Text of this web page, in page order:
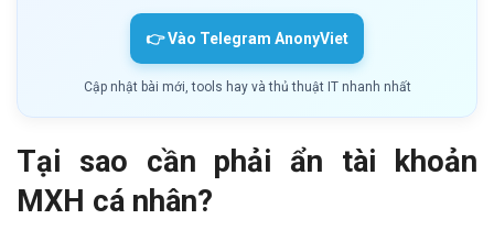
👉 Vào Telegram AnonyViet
Cập nhật bài mới, tools hay và thủ thuật IT nhanh nhất
Tại sao cần phải ẩn tài khoản
MXH cá nhân?